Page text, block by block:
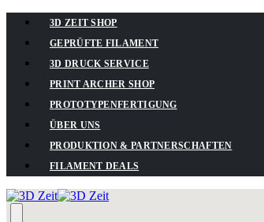
3D ZEIT SHOP
GEPRÜFTE FILAMENT
3D DRUCK SERVICE
PRINT ARCHER SHOP
PROTOTYPENFERTIGUNG
ÜBER UNS
PRODUKTION & PARTNERSCHAFTEN
FILAMENT DEALS